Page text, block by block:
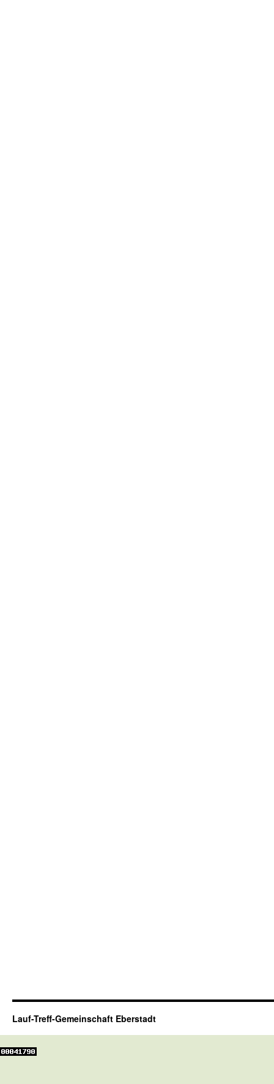
Lauf-Treff-Gemeinschaft Eberstadt